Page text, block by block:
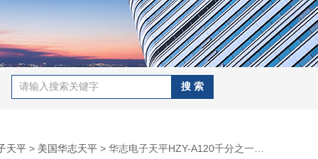
天平 > 美国华志天平 > 华志电子天平HZY-A120千分之一1mg应用